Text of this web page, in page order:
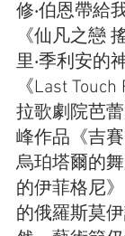
修‧伯恩帶給
《仙凡之戀
里‧季利安的
《Last
拉歌劇院芭
峰作品《吉
烏珀塔爾的
的伊菲格尼
的俄羅斯莫